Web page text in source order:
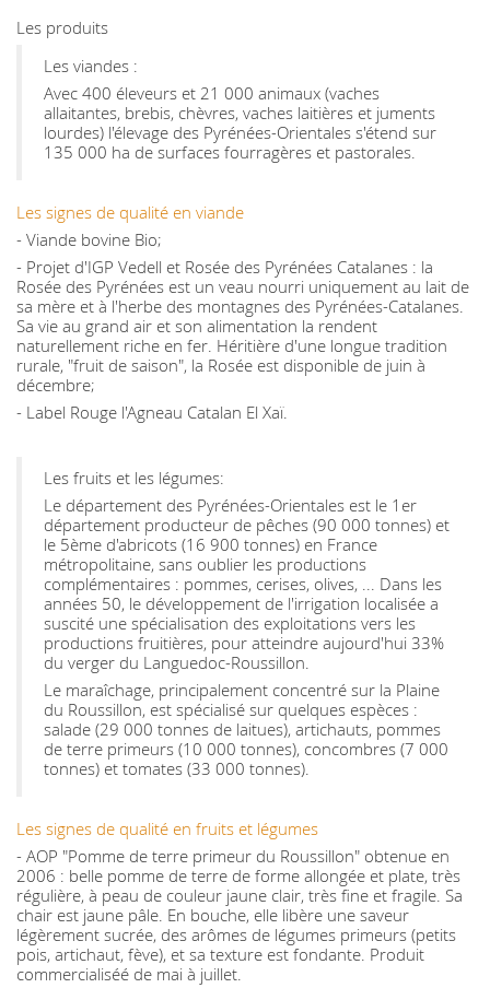
Les produits
Les viandes :
Avec 400 éleveurs et 21 000 animaux (vaches
allaitantes, brebis, chèvres, vaches laitières et juments
lourdes) l'élevage des Pyrénées-Orientales s'étend sur
135 000 ha de surfaces fourragères et pastorales.
Les signes de qualité en viande
- Viande bovine Bio;
- Projet d'IGP Vedell et Rosée des Pyrénées Catalanes : la
Rosée des Pyrénées est un veau nourri uniquement au lait de
sa mère et à l'herbe des montagnes des Pyrénées-Catalanes.
Sa vie au grand air et son alimentation la rendent
naturellement riche en fer. Héritière d'une longue tradition
rurale, "fruit de saison", la Rosée est disponible de juin à
décembre;
- Label Rouge l'Agneau Catalan El Xaï.
Les fruits et les légumes:
Le département des Pyrénées-Orientales est le 1er
département producteur de pêches (90 000 tonnes) et
le 5ème d'abricots (16 900 tonnes) en France
métropolitaine, sans oublier les productions
complémentaires : pommes, cerises, olives, ... Dans les
années 50, le développement de l'irrigation localisée a
suscité une spécialisation des exploitations vers les
productions fruitières, pour atteindre aujourd'hui 33%
du verger du Languedoc-Roussillon.
Le maraîchage, principalement concentré sur la Plaine
du Roussillon, est spécialisé sur quelques espèces :
salade (29 000 tonnes de laitues), artichauts, pommes
de terre primeurs (10 000 tonnes), concombres (7 000
tonnes) et tomates (33 000 tonnes).
Les signes de qualité en fruits et légumes
- AOP "Pomme de terre primeur du Roussillon" obtenue en
2006 : belle pomme de terre de forme allongée et plate, très
régulière, à peau de couleur jaune clair, très fine et fragile. Sa
chair est jaune pâle. En bouche, elle libère une saveur
légèrement sucrée, des arômes de légumes primeurs (petits
pois, artichaut, fève), et sa texture est fondante. Produit
commercialiséé de mai à juillet.